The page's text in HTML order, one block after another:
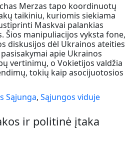
Merzas tapo koordinuotų
taikiniu, kuriomis siekiama
Maskvai palankias
Šios manipuliacijos vyksta fone,
diskusijos dėl Ukrainos ateities
apie Ukrainos
vertinimų, o Vokietijos valdžia
tokių kaip asocijuotosios
Sąjunga, Sąjungos viduje
ir politinė įtaka